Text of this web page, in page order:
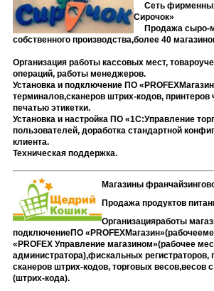
Сеть
Сирочок»
Продажа сыро-
собственного производства,более 40
Организация работы кассовых мест,
операций, работы менеджеров.
Установка и подключение ПО « PROFEX
терминалов,сканеров штрих-кодов, принтеров
печатью этикетки.
Установка и настройка ПО «1С:Управление
пользователей, доработка стандартной
клиента.
Техническая поддержка.
Магазины
Продажа продуктов
Организацияработы
подключениеПО « PROFEXМагазин»
« PROFEX Управление магазином»(рабочее
администратора),фискальных регистраторов,
сканеров штрих-кодов, торговых весов,весов
(штрих-кода).